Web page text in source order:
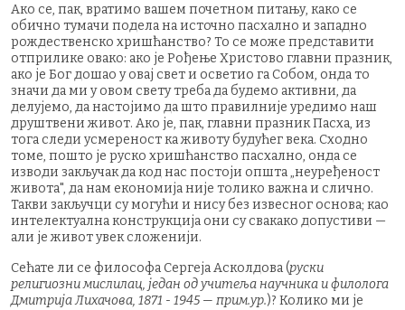
Ако се, пак, вратимо вашем почетном питању, како се
обично тумачи подела на источно пасхално и западно
рождественско хришћанство? То се може представити
отприлике овако: ако је Рођење Христово главни празник,
ако је Бог дошао у овај свет и осветио га Собом, онда то
значи да ми у овом свету треба да будемо активни, да
делујемо, да настојимо да што правилније уредимо наш
друштвени живот. Ако је, пак, главни празник Пасха, из
тога следи усмереност ка животу будућег века. Сходно
томе, пошто је руско хришћанство пасхално, онда се
изводи закључак да код нас постоји општа „неуређеност
живота", да нам економија није толико важна и слично.
Такви закључци су могући и нису без извесног основа; као
интелектуална конструкција они су свакако допустиви —
али је живот увек сложенији.
Сећате ли се философа Сергеја Асколдова (руски
религиозни мислилац, један од учитеља научника и филолога
Дмитрија Лихачова, 1871 - 1945 — прим.ур.)? Колико ми је